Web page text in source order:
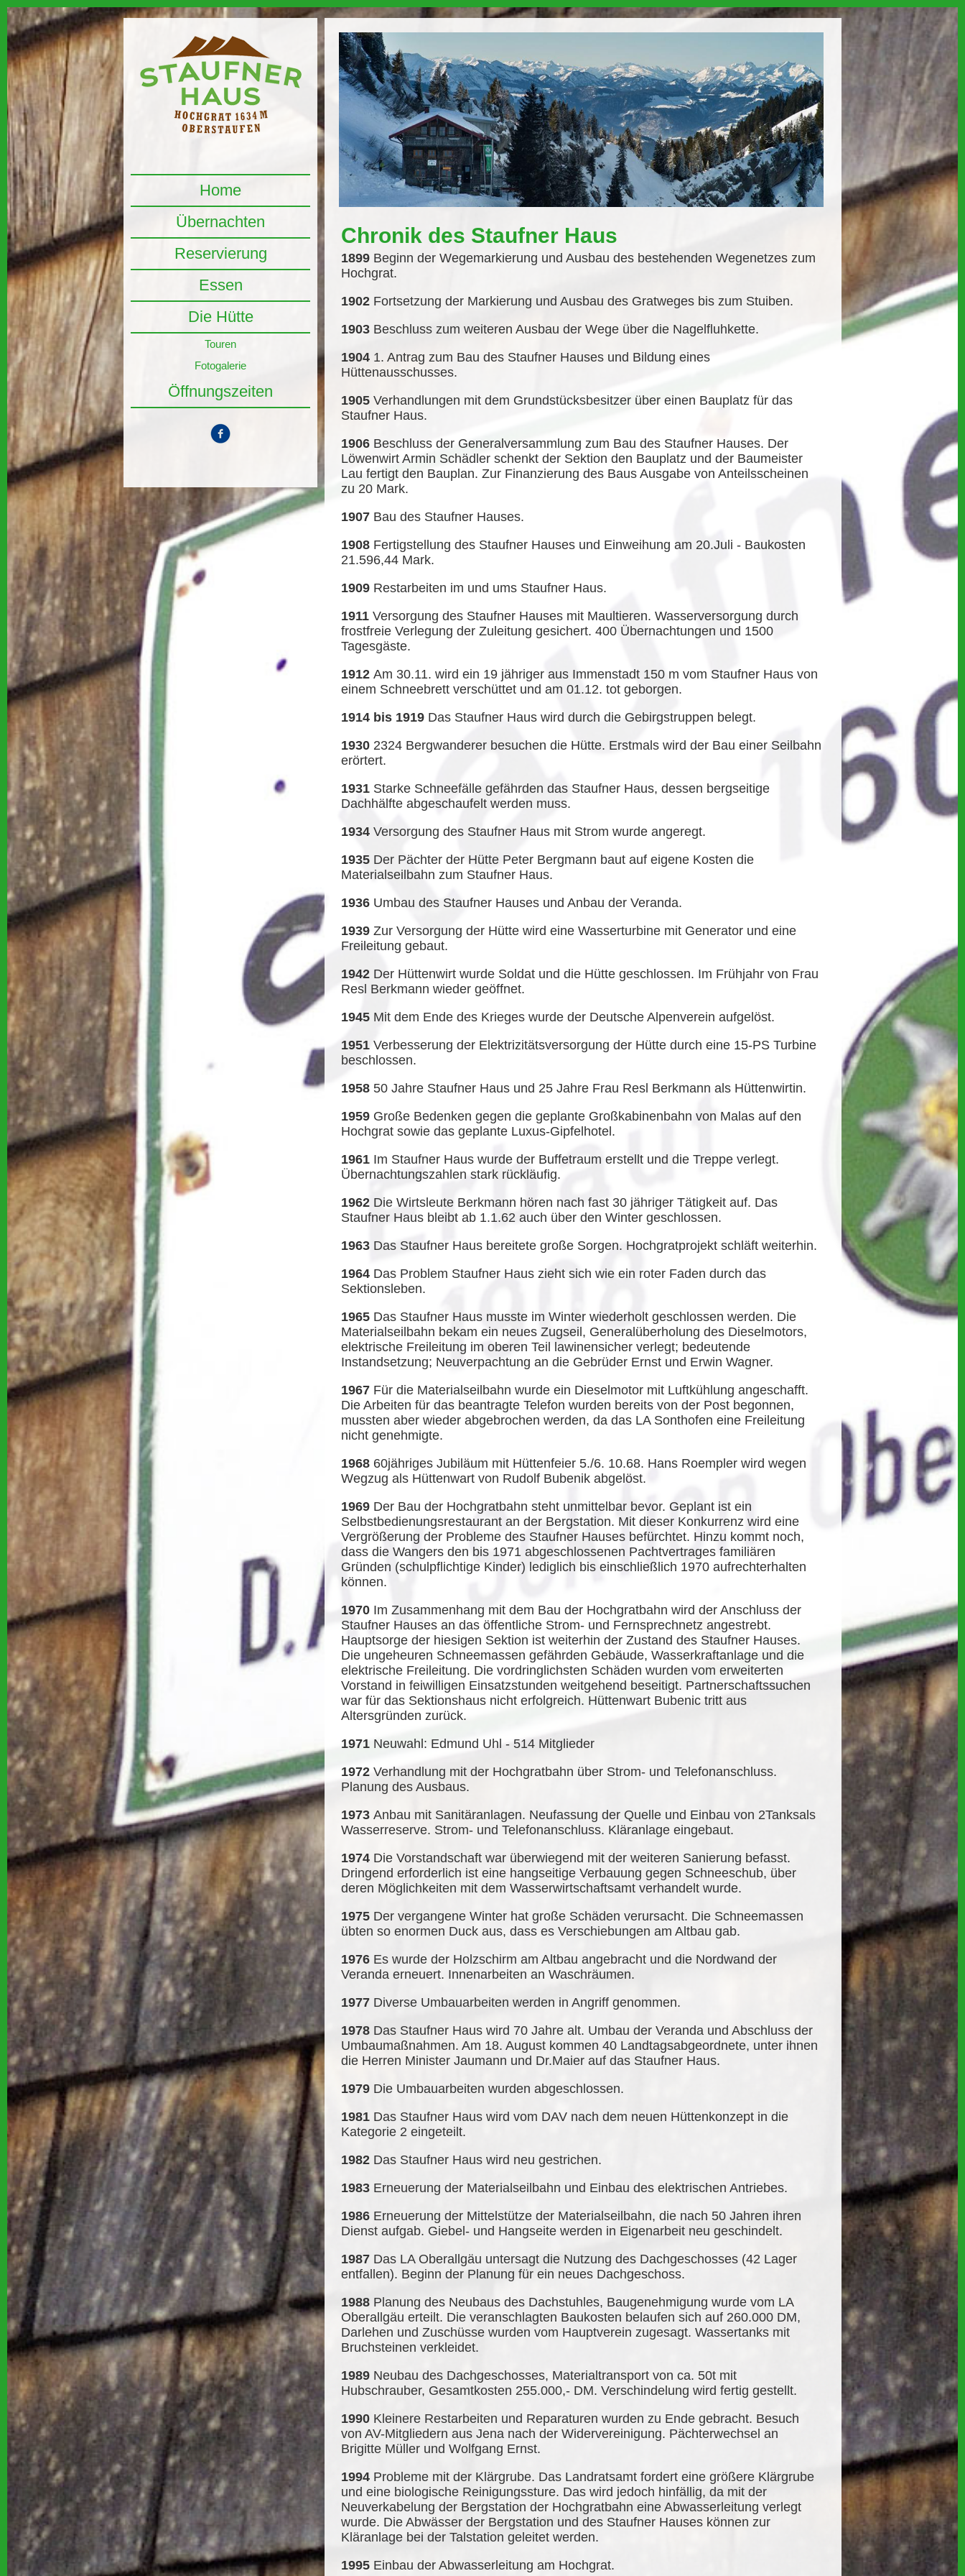
Home
Übernachten
Reservierung
Essen
Die Hütte
Touren
Fotogalerie
Öffnungszeiten
Chronik des Staufner Haus
1899 Beginn der Wegemarkierung und Ausbau des bestehenden Wegenetzes zum
Hochgrat.
1902 Fortsetzung der Markierung und Ausbau des Gratweges bis zum Stuiben.
1903 Beschluss zum weiteren Ausbau der Wege über die Nagelfluhkette.
1904 1. Antrag zum Bau des Staufner Hauses und Bildung eines
Hüttenausschusses.
1905 Verhandlungen mit dem Grundstücksbesitzer über einen Bauplatz für das
Staufner Haus.
1906 Beschluss der Generalversammlung zum Bau des Staufner Hauses. Der
Löwenwirt Armin Schädler schenkt der Sektion den Bauplatz und der Baumeister
Lau fertigt den Bauplan. Zur Finanzierung des Baus Ausgabe von Anteilsscheinen
zu 20 Mark.
1907 Bau des Staufner Hauses.
1908 Fertigstellung des Staufner Hauses und Einweihung am 20.Juli - Baukosten
21.596,44 Mark.
1909 Restarbeiten im und ums Staufner Haus.
1911 Versorgung des Staufner Hauses mit Maultieren. Wasserversorgung durch
frostfreie Verlegung der Zuleitung gesichert. 400 Übernachtungen und 1500
Tagesgäste.
1912 Am 30.11. wird ein 19 jähriger aus Immenstadt 150 m vom Staufner Haus von
einem Schneebrett verschüttet und am 01.12. tot geborgen.
1914 bis 1919 Das Staufner Haus wird durch die Gebirgstruppen belegt.
1930 2324 Bergwanderer besuchen die Hütte. Erstmals wird der Bau einer Seilbahn
erörtert.
1931 Starke Schneefälle gefährden das Staufner Haus, dessen bergseitige
Dachhälfte abgeschaufelt werden muss.
1934 Versorgung des Staufner Haus mit Strom wurde angeregt.
1935 Der Pächter der Hütte Peter Bergmann baut auf eigene Kosten die
Materialseilbahn zum Staufner Haus.
1936 Umbau des Staufner Hauses und Anbau der Veranda.
1939 Zur Versorgung der Hütte wird eine Wasserturbine mit Generator und eine
Freileitung gebaut.
1942 Der Hüttenwirt wurde Soldat und die Hütte geschlossen. Im Frühjahr von Frau
Resl Berkmann wieder geöffnet.
1945 Mit dem Ende des Krieges wurde der Deutsche Alpenverein aufgelöst.
1951 Verbesserung der Elektrizitätsversorgung der Hütte durch eine 15-PS Turbine
beschlossen.
1958 50 Jahre Staufner Haus und 25 Jahre Frau Resl Berkmann als Hüttenwirtin.
1959 Große Bedenken gegen die geplante Großkabinenbahn von Malas auf den
Hochgrat sowie das geplante Luxus-Gipfelhotel.
1961 Im Staufner Haus wurde der Buffetraum erstellt und die Treppe verlegt.
Übernachtungszahlen stark rückläufig.
1962 Die Wirtsleute Berkmann hören nach fast 30 jähriger Tätigkeit auf. Das
Staufner Haus bleibt ab 1.1.62 auch über den Winter geschlossen.
1963 Das Staufner Haus bereitete große Sorgen. Hochgratprojekt schläft weiterhin.
1964 Das Problem Staufner Haus zieht sich wie ein roter Faden durch das
Sektionsleben.
1965 Das Staufner Haus musste im Winter wiederholt geschlossen werden. Die
Materialseilbahn bekam ein neues Zugseil, Generalüberholung des Dieselmotors,
elektrische Freileitung im oberen Teil lawinensicher verlegt; bedeutende
Instandsetzung; Neuverpachtung an die Gebrüder Ernst und Erwin Wagner.
1967 Für die Materialseilbahn wurde ein Dieselmotor mit Luftkühlung angeschafft.
Die Arbeiten für das beantragte Telefon wurden bereits von der Post begonnen,
mussten aber wieder abgebrochen werden, da das LA Sonthofen eine Freileitung
nicht genehmigte.
1968 60jähriges Jubiläum mit Hüttenfeier 5./6. 10.68. Hans Roempler wird wegen
Wegzug als Hüttenwart von Rudolf Bubenik abgelöst.
1969 Der Bau der Hochgratbahn steht unmittelbar bevor. Geplant ist ein
Selbstbedienungsrestaurant an der Bergstation. Mit dieser Konkurrenz wird eine
Vergrößerung der Probleme des Staufner Hauses befürchtet. Hinzu kommt noch,
dass die Wangers den bis 1971 abgeschlossenen Pachtvertrages familiären
Gründen (schulpflichtige Kinder) lediglich bis einschließlich 1970 aufrechterhalten
können.
1970 Im Zusammenhang mit dem Bau der Hochgratbahn wird der Anschluss der
Staufner Hauses an das öffentliche Strom- und Fernsprechnetz angestrebt.
Hauptsorge der hiesigen Sektion ist weiterhin der Zustand des Staufner Hauses.
Die ungeheuren Schneemassen gefährden Gebäude, Wasserkraftanlage und die
elektrische Freileitung. Die vordringlichsten Schäden wurden vom erweiterten
Vorstand in feiwilligen Einsatzstunden weitgehend beseitigt. Partnerschaftssuchen
war für das Sektionshaus nicht erfolgreich. Hüttenwart Bubenic tritt aus
Altersgründen zurück.
1971 Neuwahl: Edmund Uhl - 514 Mitglieder
1972 Verhandlung mit der Hochgratbahn über Strom- und Telefonanschluss.
Planung des Ausbaus.
1973 Anbau mit Sanitäranlagen. Neufassung der Quelle und Einbau von 2Tanksals
Wasserreserve. Strom- und Telefonanschluss. Kläranlage eingebaut.
1974 Die Vorstandschaft war überwiegend mit der weiteren Sanierung befasst.
Dringend erforderlich ist eine hangseitige Verbauung gegen Schneeschub, über
deren Möglichkeiten mit dem Wasserwirtschaftsamt verhandelt wurde.
1975 Der vergangene Winter hat große Schäden verursacht. Die Schneemassen
übten so enormen Duck aus, dass es Verschiebungen am Altbau gab.
1976 Es wurde der Holzschirm am Altbau angebracht und die Nordwand der
Veranda erneuert. Innenarbeiten an Waschräumen.
1977 Diverse Umbauarbeiten werden in Angriff genommen.
1978 Das Staufner Haus wird 70 Jahre alt. Umbau der Veranda und Abschluss der
Umbaumaßnahmen. Am 18. August kommen 40 Landtagsabgeordnete, unter ihnen
die Herren Minister Jaumann und Dr.Maier auf das Staufner Haus.
1979 Die Umbauarbeiten wurden abgeschlossen.
1981 Das Staufner Haus wird vom DAV nach dem neuen Hüttenkonzept in die
Kategorie 2 eingeteilt.
1982 Das Staufner Haus wird neu gestrichen.
1983 Erneuerung der Materialseilbahn und Einbau des elektrischen Antriebes.
1986 Erneuerung der Mittelstütze der Materialseilbahn, die nach 50 Jahren ihren
Dienst aufgab. Giebel- und Hangseite werden in Eigenarbeit neu geschindelt.
1987 Das LA Oberallgäu untersagt die Nutzung des Dachgeschosses (42 Lager
entfallen). Beginn der Planung für ein neues Dachgeschoss.
1988 Planung des Neubaus des Dachstuhles, Baugenehmigung wurde vom LA
Oberallgäu erteilt. Die veranschlagten Baukosten belaufen sich auf 260.000 DM,
Darlehen und Zuschüsse wurden vom Hauptverein zugesagt. Wassertanks mit
Bruchsteinen verkleidet.
1989 Neubau des Dachgeschosses, Materialtransport von ca. 50t mit
Hubschrauber, Gesamtkosten 255.000,- DM. Verschindelung wird fertig gestellt.
1990 Kleinere Restarbeiten und Reparaturen wurden zu Ende gebracht. Besuch
von AV-Mitgliedern aus Jena nach der Widervereinigung. Pächterwechsel an
Brigitte Müller und Wolfgang Ernst.
1994 Probleme mit der Klärgrube. Das Landratsamt fordert eine größere Klärgrube
und eine biologische Reinigungssture. Das wird jedoch hinfällig, da mit der
Neuverkabelung der Bergstation der Hochgratbahn eine Abwasserleitung verlegt
wurde. Die Abwässer der Bergstation und des Staufner Hauses können zur
Kläranlage bei der Talstation geleitet werden.
1995 Einbau der Abwasserleitung am Hochgrat.